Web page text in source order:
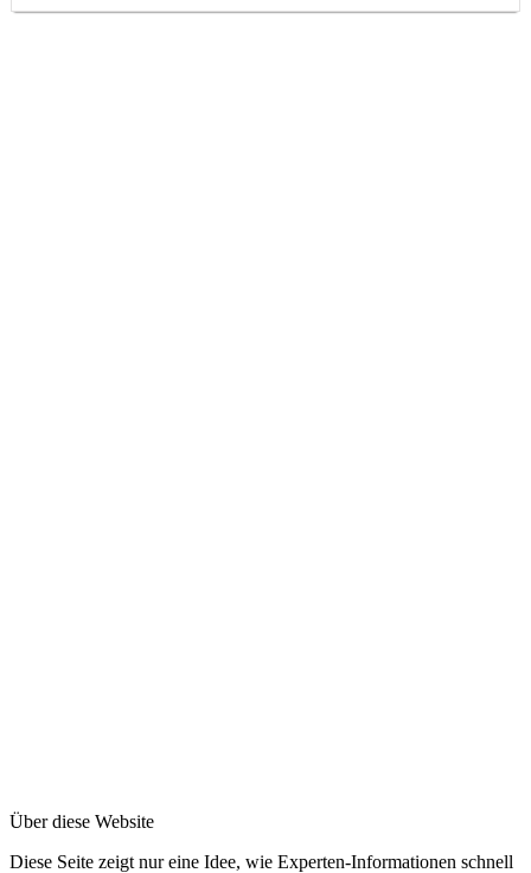
Über diese Website
Diese Seite zeigt nur eine Idee, wie Experten-Informationen schnell